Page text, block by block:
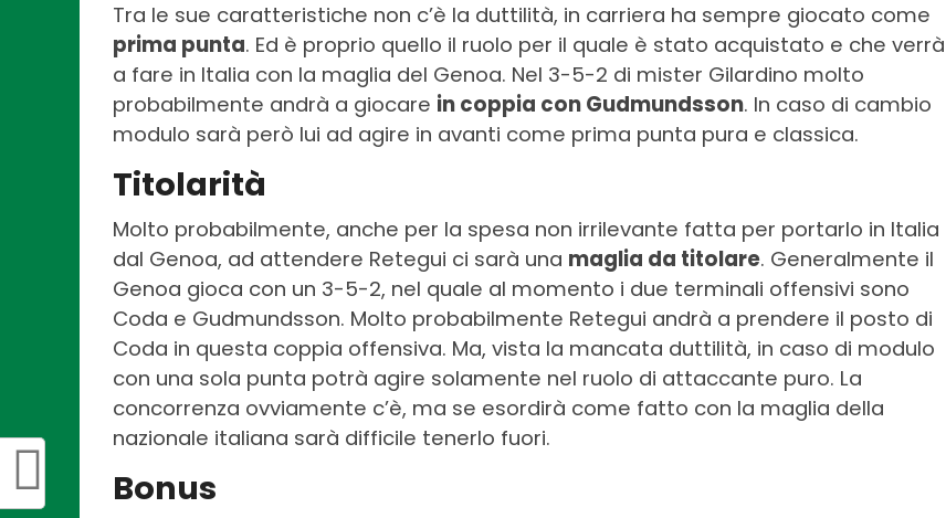
Tra le sue caratteristiche non c’è la duttilità, in carriera ha sempre giocato come
prima punta. Ed è proprio quello il ruolo per il quale è stato acquistato e che verrà
a fare in Italia con la maglia del Genoa. Nel 3-5-2 di mister Gilardino molto
probabilmente andrà a giocare in coppia con Gudmundsson. In caso di cambio
modulo sarà però lui ad agire in avanti come prima punta pura e classica.
Titolarità
Molto probabilmente, anche per la spesa non irrilevante fatta per portarlo in Italia
dal Genoa, ad attendere Retegui ci sarà una maglia da titolare. Generalmente il
Genoa gioca con un 3-5-2, nel quale al momento i due terminali offensivi sono
Coda e Gudmundsson. Molto probabilmente Retegui andrà a prendere il posto di
Coda in questa coppia offensiva. Ma, vista la mancata duttilità, in caso di modulo
con una sola punta potrà agire solamente nel ruolo di attaccante puro. La
concorrenza ovviamente c’è, ma se esordirà come fatto con la maglia della
nazionale italiana sarà difficile tenerlo fuori.
Bonus